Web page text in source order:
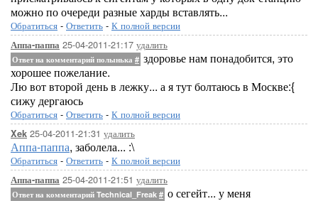
можно по очереди разные харды вставлять...
Обратиться - Ответить - К полной версии
Аппа-паппа 25-04-2011-21:17 удалить
Ответ на комментарий полынька # здоровье нам понадобится, это
хорошее пожелание.
Лю вот второй день в лежку... а я тут болтаюсь в Москве:{
сижу дергаюсь
Обратиться - Ответить - К полной версии
Xek 25-04-2011-21:31 удалить
Аппа-паппа, заболела... :\
Обратиться - Ответить - К полной версии
Аппа-паппа 25-04-2011-21:51 удалить
Ответ на комментарий Technical_Freak # о сегейт... у меня